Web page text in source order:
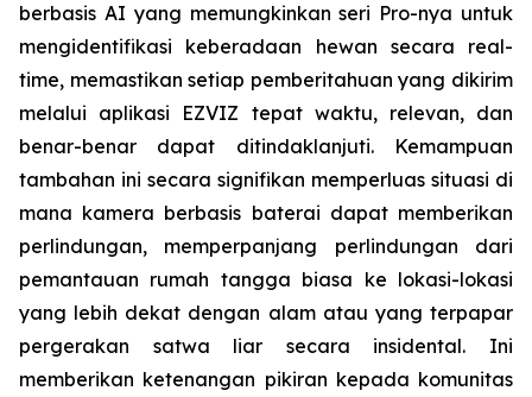
berbasis AI yang memungkinkan seri Pro-nya untuk
mengidentifikasi keberadaan hewan secara real-
time, memastikan setiap pemberitahuan yang dikirim
melalui aplikasi EZVIZ tepat waktu, relevan, dan
benar-benar dapat ditindaklanjuti. Kemampuan
tambahan ini secara signifikan memperluas situasi di
mana kamera berbasis baterai dapat memberikan
perlindungan, memperpanjang perlindungan dari
pemantauan rumah tangga biasa ke lokasi-lokasi
yang lebih dekat dengan alam atau yang terpapar
pergerakan satwa liar secara insidental. Ini
memberikan ketenangan pikiran kepada komunitas